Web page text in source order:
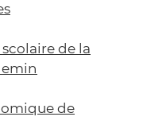
de la
de